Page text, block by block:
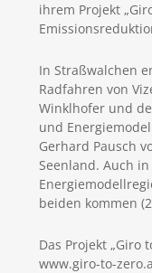
ihrem Projekt
In Straßwalchen
Radfahren von
Winklhofer und
und
Gerhard Pausch
Seenland. Auch
beiden kommen
Das Projekt „Giro
www.giro-to-